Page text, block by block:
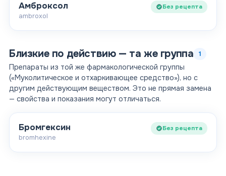
Амброксол Без рецепта
ambroxol
Близкие по действию — та же группа 1
Препараты из той же фармакологической группы
(«Муколитическое и отхаркивающее средство»), но с
другим действующим веществом. Это не прямая замена
— свойства и показания могут отличаться.
Бромгексин Без рецепта
bromhexine